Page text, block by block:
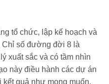
tổ chức, lập kế hoạch và
Chỉ số đường đời 8 là
xuất sắc và có tầm nhìn
này điều hành các dự án
kết quả như mong muốn.